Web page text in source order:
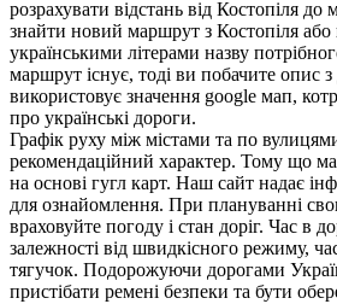
розрахувати відстань від Костопіля
знайти новий маршрут з Костопіля або
українськими літерами назву
маршрут існує, тоді ви побачите опис
використовує значення google мап,
про українські дороги.
Графік руху між містами та по
рекомендаційний характер. Тому що
на основі гугл карт. Наш сайт надає
для ознайомлення. При плануванні
враховуйте погоду і стан доріг. Час в
залежності від швидкісного режиму,
тягучок. Подорожуючи дорогами
пристібати ремені безпеки та бути